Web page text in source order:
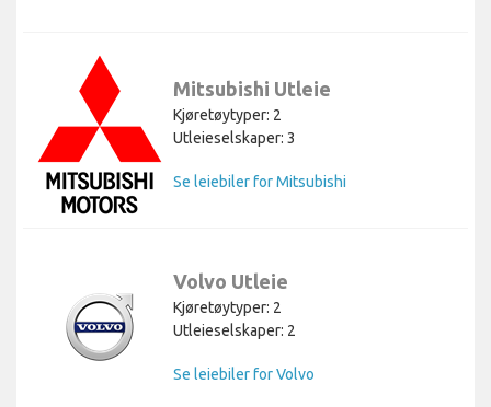
Mitsubishi Utleie
Kjøretøytyper: 2
Utleieselskaper: 3
Se leiebiler for Mitsubishi
Volvo Utleie
Kjøretøytyper: 2
Utleieselskaper: 2
Se leiebiler for Volvo